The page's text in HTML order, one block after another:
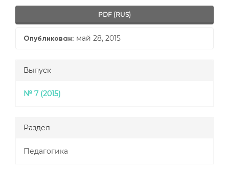
PDF (RUS)
Опубликован: май 28, 2015
Выпуск
№ 7 (2015)
Раздел
Педагогика